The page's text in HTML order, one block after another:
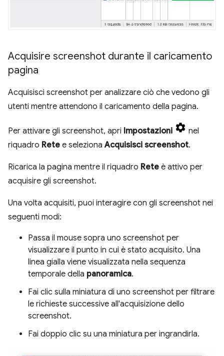
Acquisire screenshot durante il caricamento
pagina
Acquisisci screenshot per analizzare ciò che vedono gli
utenti mentre attendono il caricamento della pagina.
Per attivare gli screenshot, apri Impostazioni
nel
riquadro Rete e selezionaAcquisisci screenshot.
Ricarica la pagina mentre il riquadro Rete è attivo per
acquisire gli screenshot.
Una volta acquisiti, puoi interagire con gli screenshot nei
seguenti modi:
Passa il mouse sopra uno screenshot per
visualizzare il punto in cui è stato acquisito. Una
linea gialla viene visualizzata nella sequenza
temporale della panoramica.
Fai clic sulla miniatura di uno screenshot per filtrare
le richieste successive all'acquisizione dello
screenshot.
Fai doppio clic su una miniatura per ingrandirla.